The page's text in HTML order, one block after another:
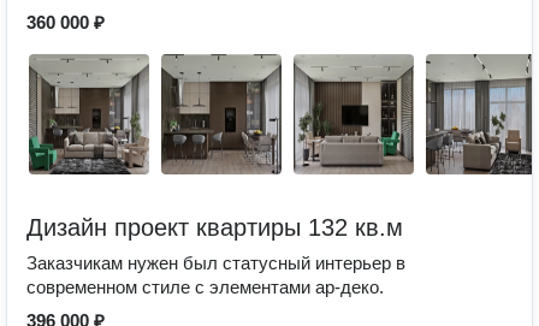
360 000 ₽
Дизайн проект квартиры 132 кв.м
Заказчикам нужен был статусный интерьер в
современном стиле с элементами ар-деко.
396 000 ₽